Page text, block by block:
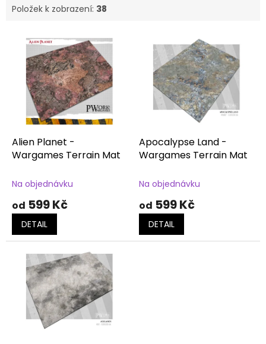
Položek k zobrazení: 38
d
u
Alien Planet -
Wargames Terrain Mat
Na objednávku
od 599 Kč
DETAIL
Apocalypse Land -
Wargames Terrain Mat
Na objednávku
od 599 Kč
DETAIL